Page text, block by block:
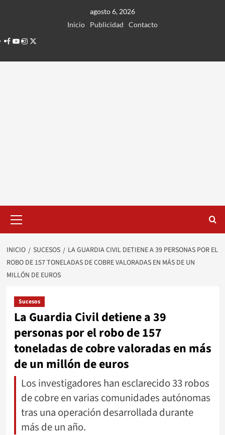
agosto 6, 2026
Inicio
Publicidad
Contacto
Facebook
Youtube
Instagram
Twitter
principal
INICIO SUCESOS
LA GUARDIA CIVIL DETIENE A 39 PERSONAS POR EL
ROBO DE 157 TONELADAS DE COBRE VALORADAS EN MÁS DE UN
MILLÓN DE EUROS
Sucesos
La Guardia Civil detiene a 39
personas por el robo de 157
toneladas de cobre valoradas en más
de un millón de euros
Los investigadores han esclarecido 33 robos
de cobre en varias comunidades autónomas
tras una operación desarrollada durante
más de un año.